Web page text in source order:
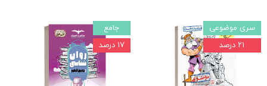
سری موضوعی
۲۱ درصد
جامع
۱۷ درصد